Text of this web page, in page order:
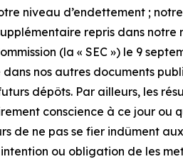
niveau d’endettement ;
repris dans notre
(la « SEC ») le 9
nos autres documents
dépôts. Par ailleurs, les
conscience à ce jour ou
de ne pas se fier indûment
ou obligation de les